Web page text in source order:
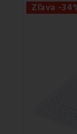
Zľava -